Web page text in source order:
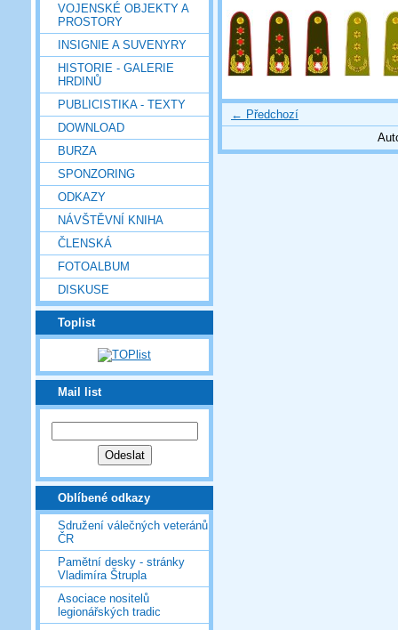
VOJENSKÉ OBJEKTY A
PROSTORY
INSIGNIE A SUVENYRY
HISTORIE - GALERIE
HRDINŮ
PUBLICISTIKA - TEXTY
DOWNLOAD
BURZA
SPONZORING
ODKAZY
NÁVŠTĚVNÍ KNIHA
ČLENSKÁ
FOTOALBUM
DISKUSE
Toplist
Mail list
Oblíbené odkazy
Sdružení válečných veteránů
ČR
Pamětní desky - stránky
Vladimíra Štrupla
Asociace nositelů
legionářských tradic
← Předchozí